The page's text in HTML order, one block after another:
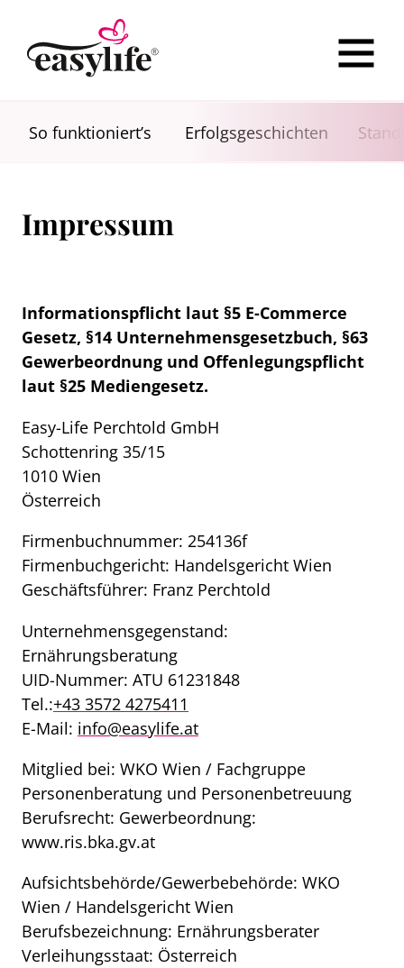
So funktioniert’s Erfolgsgeschichten
Impressum
Informationspflicht laut §5 E-Commerce
Gesetz, §14 Unternehmensgesetzbuch, §63
Gewerbeordnung und Offenlegungspflicht
laut §25 Mediengesetz.
Easy-Life Perchtold GmbH
Schottenring 35/15
1010 Wien
Österreich
Firmenbuchnummer: 254136f
Firmenbuchgericht: Handelsgericht Wien
Geschäftsführer: Franz Perchtold
Unternehmensgegenstand:
Ernährungsberatung
UID-Nummer: ATU 61231848
Tel.:+43 3572 4275411
E-Mail: info@easylife.at
Mitglied bei: WKO Wien / Fachgruppe
Personenberatung und Personenbetreuung
Berufsrecht: Gewerbeordnung:
www.ris.bka.gv.at
Aufsichtsbehörde/Gewerbebehörde: WKO
Wien / Handelsgericht Wien
Berufsbezeichnung: Ernährungsberater
Verleihungsstaat: Österreich